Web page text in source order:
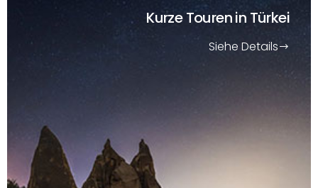
Kurze Tourenin Türkei
Siehe Details